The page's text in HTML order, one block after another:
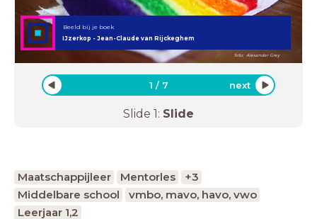
IJzerkop - Jean-Claude van Rijckeghem
Beeld bij je boek
foto: Alexander Grey
1 / 7 next
Slide 1: Slide
Maatschappijleer Mentorles
+3
Middelbare school
vmbo, mavo, havo, vwo
Leerjaar 1,2